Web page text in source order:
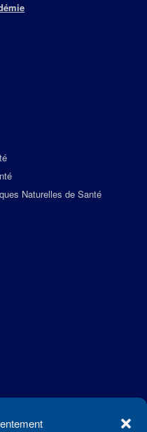
Naturelles de Santé